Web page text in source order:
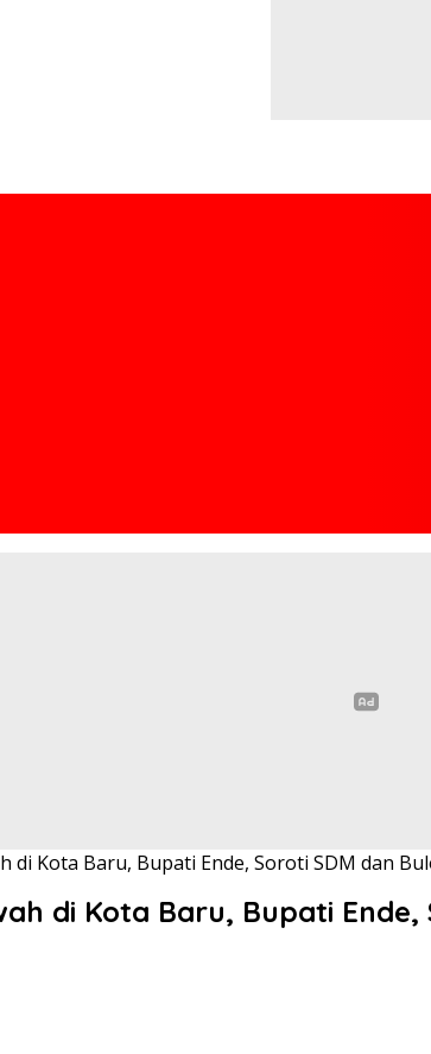
di Kota Baru, Bupati Ende, Soroti SDM dan
di Kota Baru, Bupati Ende,